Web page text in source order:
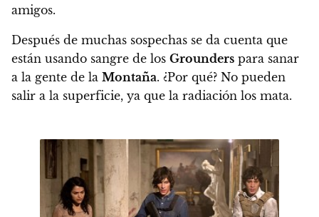
amigos.
Después de muchas sospechas se da cuenta que
están usando sangre de los Grounders para sanar
a la gente de la Montaña. ¿Por qué? No pueden
salir a la superficie, ya que la radiación los mata.